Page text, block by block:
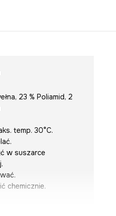
23 % Poliamid, 2
temp. 30°C.
w suszarce
chemicznie.